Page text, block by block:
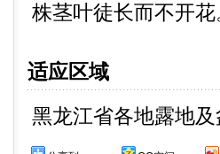
株茎叶徒长而不开花
适应区域
黑龙江省各地露地及